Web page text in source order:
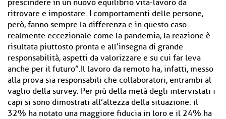
prescindere in un nuovo equilibrio vita-lavoro da
ritrovare e impostare. I comportamenti delle persone,
però, fanno sempre la differenza e in questo caso
realmente eccezionale come la pandemia, la reazione è
risultata piuttosto pronta e all’insegna di grande
responsabilità, aspetti da valorizzare e su cui far leva
anche per il futuro”.Il lavoro da remoto ha, infatti, messo
alla prova sia responsabili che collaboratori, entrambi al
vaglio della survey. Per più della metà degli intervistati i
capi si sono dimostrati all’altezza della situazione: il
32% ha notato una maggiore fiducia in loro e il 24% ha